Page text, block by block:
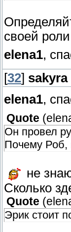
своей роли
elena1,
[32] sakyra
elena1,
Quote (
Он провел
Почему Роб,
не
Сколько
Quote (
Эрик стоит